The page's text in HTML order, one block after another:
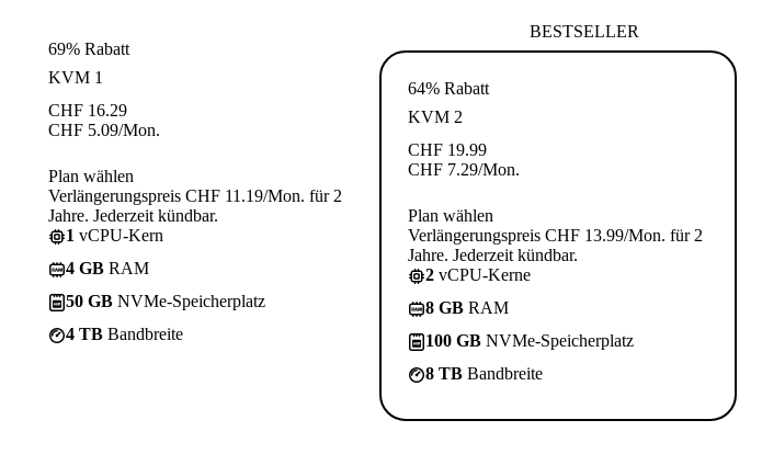
69% Rabatt
KVM 1
CHF 16.29
CHF 5.09/Mon.
Plan wählen
Verlängerungspreis CHF 11.19/Mon. für 2
Jahre. Jederzeit kündbar.
1 vCPU-Kern
4 GB RAM
50 GB NVMe-Speicherplatz
4 TB Bandbreite
BESTSELLER
64% Rabatt
KVM 2
CHF 19.99
CHF 7.29/Mon.
Plan wählen
Verlängerungspreis CHF 13.99/Mon. für 2
Jahre. Jederzeit kündbar.
2 vCPU-Kerne
8 GB RAM
100 GB NVMe-Speicherplatz
8 TB Bandbreite